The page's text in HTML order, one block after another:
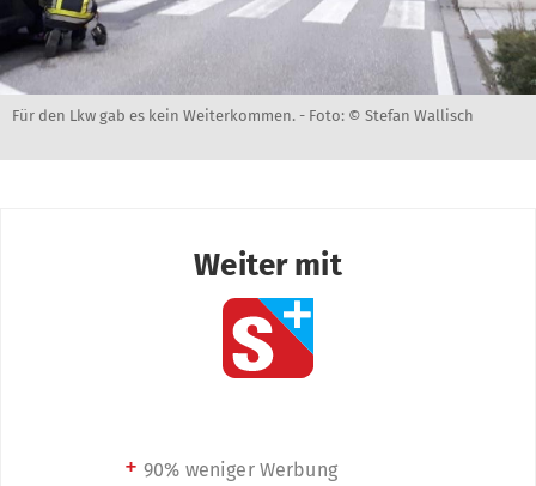
Für den Lkw gab es kein Weiterkommen. - Foto: © Stefan Wallisch